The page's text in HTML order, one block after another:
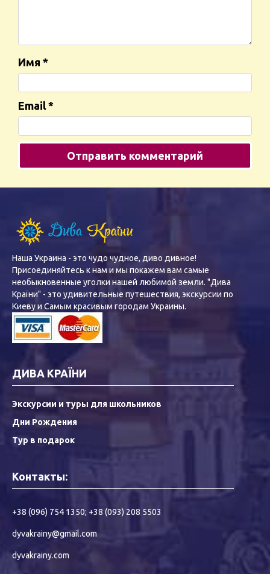
Имя *
Email *
Наша Украина - это чудо чудное, диво дивное!
Присоединяйтесь к нам и мы покажем вам самые
необыкновенные уголки нашей любимой земли. "Дива
Країни" - это удивительные путешествия, экскурсии по
Киеву и Самым красивым городам Украины.
ДИВА КРАЇНИ
Экскурсии и туры для школьников
Дни Рождения
Тур в подарок
Контакты:
+38 (096) 754 1350; +38 (093) 208 5503
dyvakrainy@gmail.com
dyvakrainy.com